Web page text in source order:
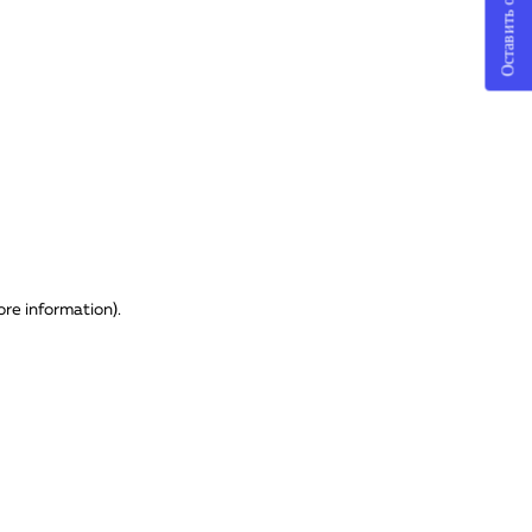
information).